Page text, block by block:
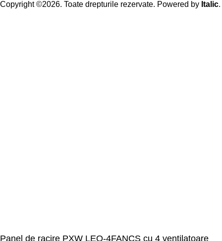
Copyright ©2026. Toate drepturile rezervate. Powered by Italic.
Panel de racire PXW LEO-4FANCS cu 4 ventilatoare